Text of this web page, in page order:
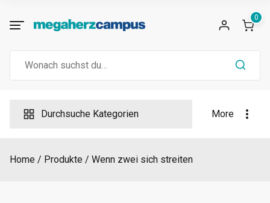
0
Durchsuche Kategorien More
Home Produkte Wenn zwei sich streiten